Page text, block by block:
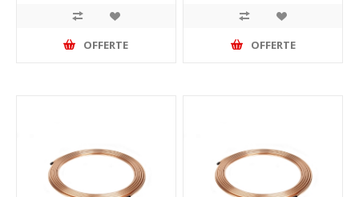
OFFERTE OFFERTE